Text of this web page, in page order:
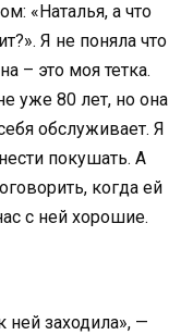
«Наталья, а что
Я не поняла что
– это моя тетка.
уже 80 лет, но она
обслуживает. Я
покушать. А
когда ей
с ней хорошие.
ней заходила», —